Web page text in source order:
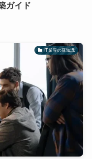
ガイド
IT業界の豆知識